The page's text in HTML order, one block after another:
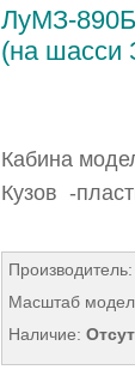
ЛуМЗ-890Б
(на шасси
Кабина
Кузов -
Производитель:
Масштаб
Наличие: